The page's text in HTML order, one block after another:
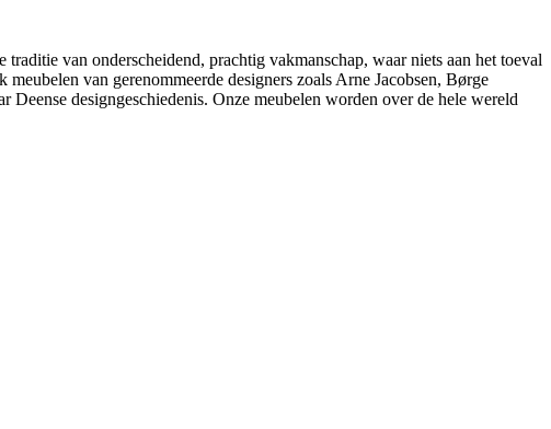
van onderscheidend, prachtig vakmanschap, waar niets aan het toeval
van gerenommeerde designers zoals Arne Jacobsen, Børge
designgeschiedenis. Onze meubelen worden over de hele wereld